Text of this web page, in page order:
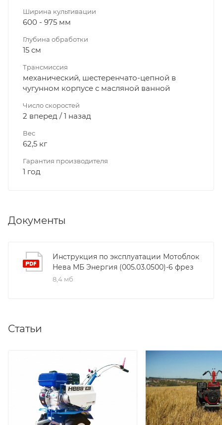
Ширина культивации
600 - 975 мм
Глубина обработки
15 см
Трансмиссия
механический, шестеренчато-цепной в
чугунном корпусе с масляной ванной
Число скоростей
2 вперед / 1 назад
Вес
62,5 кг
Гарантия производителя
1 год
Документы
Инструкция по эксплуатации Мотоблок
Нева МБ Энергия (005.03.0500)-6 фрез
8,4 мб
Статьи